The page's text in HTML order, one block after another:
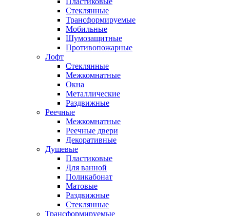
Стеклянные
Трансформируемые
Мобильные
Шумозащитные
Противопожарные
Лофт
Стеклянные
Межкомнатные
Окна
Металлические
Раздвижные
Реечные
Межкомнатные
Реечные двери
Декоративные
Душевые
Пластиковые
Для ванной
Поликабонат
Матовые
Раздвижные
Стеклянные
Трансформируемые